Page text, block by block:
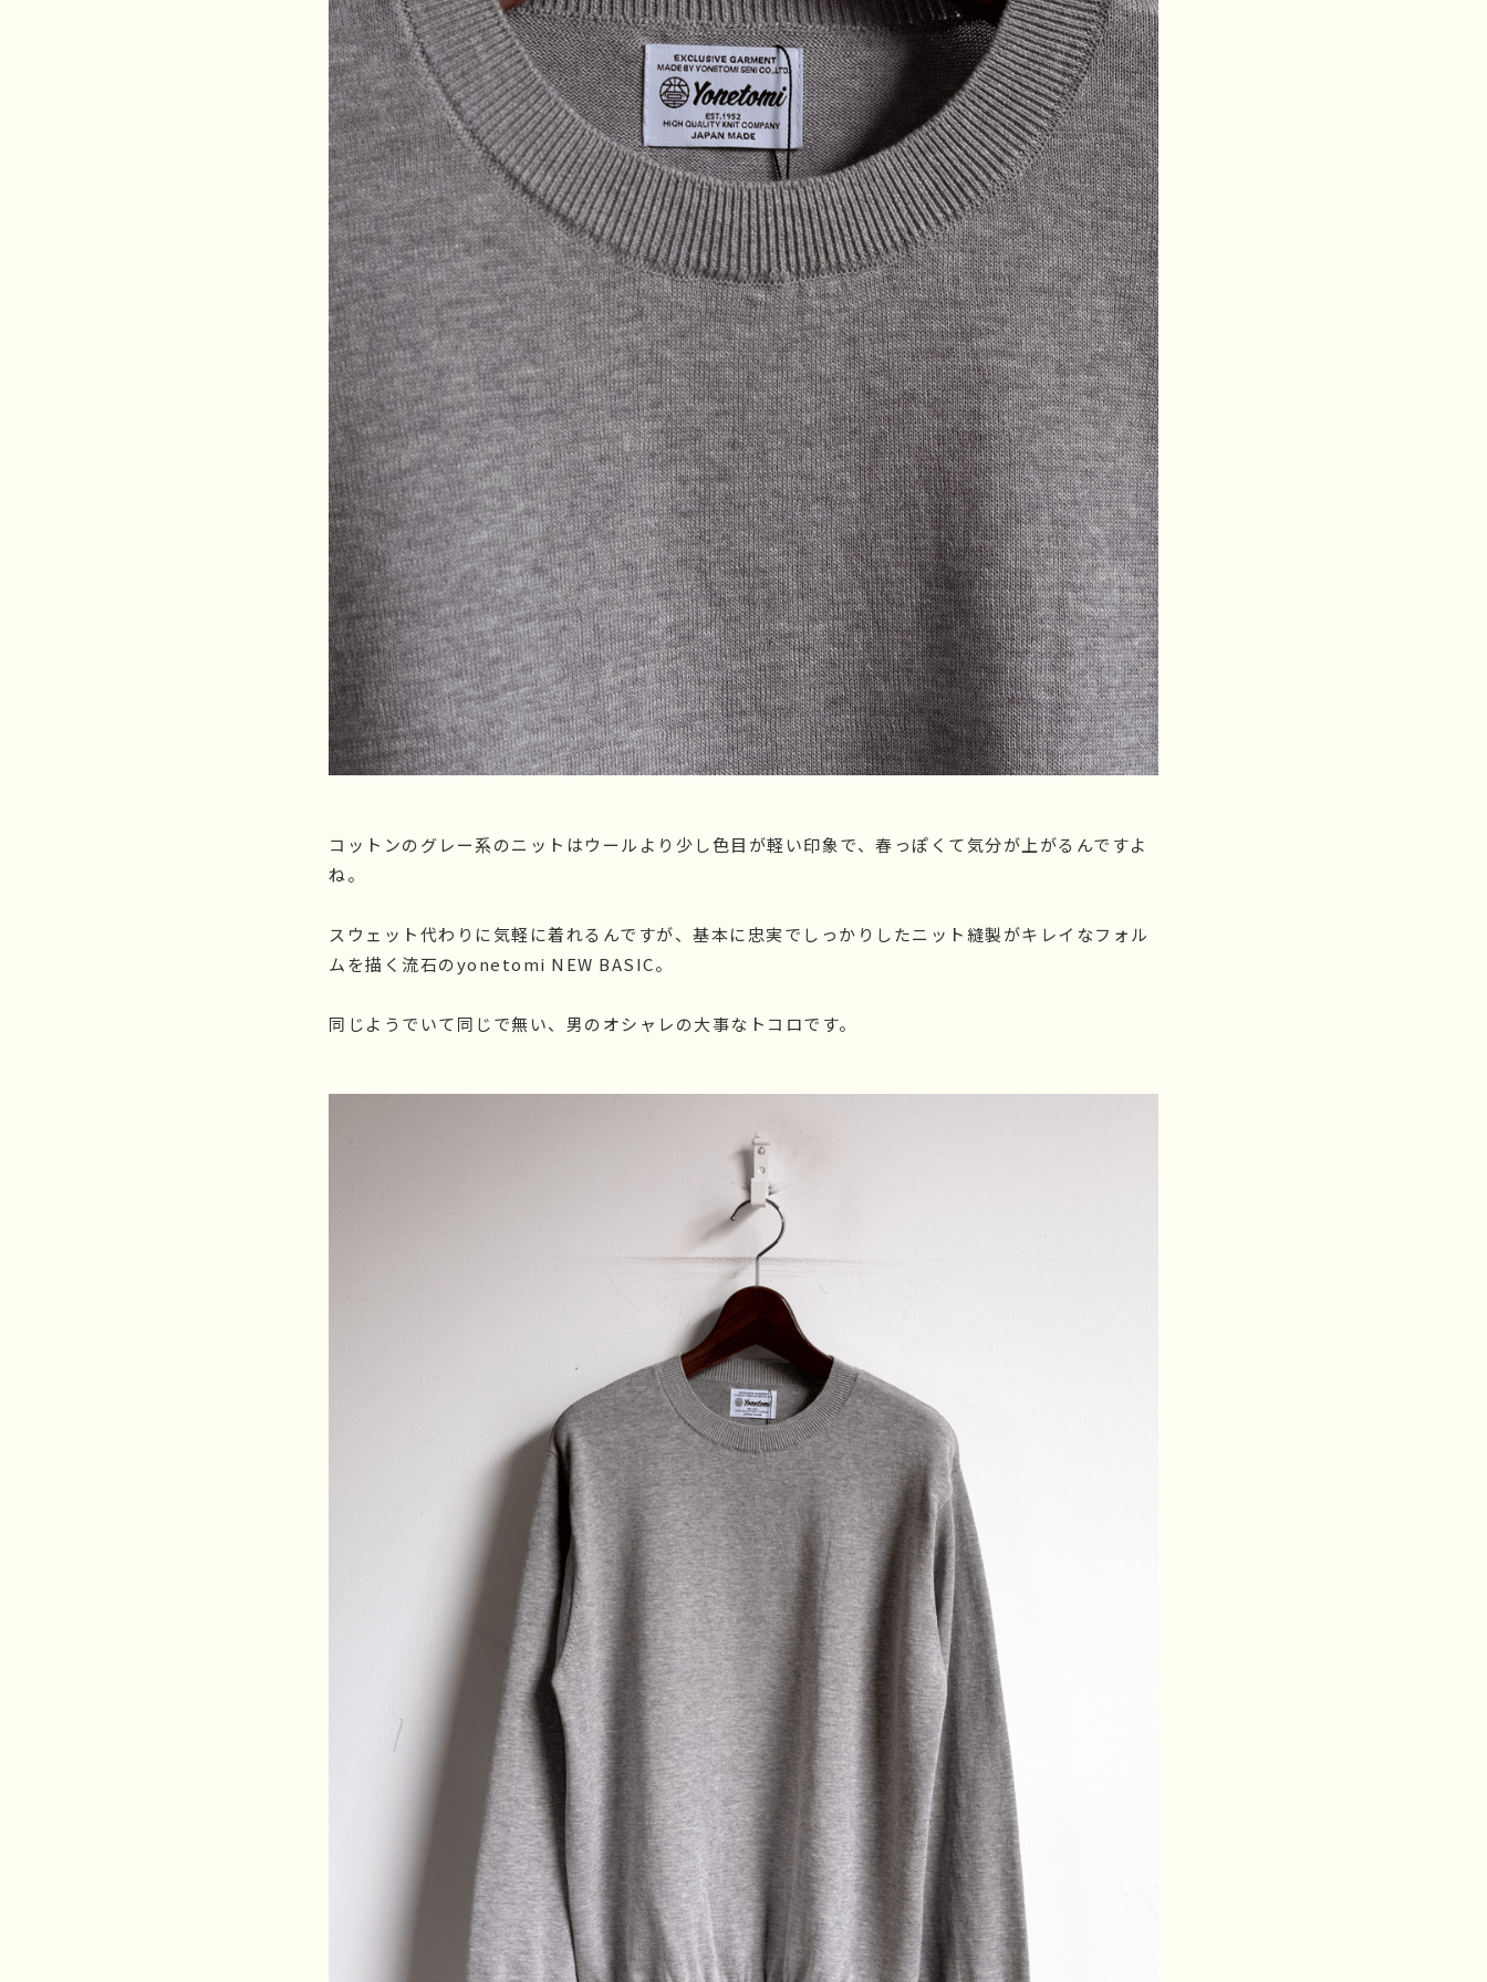
コットンのグレー系のニットはウールより少し色目が軽い印象で、春っぽくて気分が上がるんですよ
ね。
スウェット代わりに気軽に着れるんですが、基本に忠実でしっかりしたニット縫製がキレイなフォル
ムを描く流石のyonetomi NEW BASIC。
同じようでいて同じで無い、男のオシャレの大事なトコロです。